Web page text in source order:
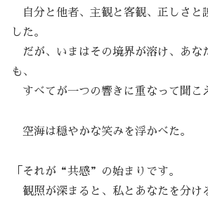
自分と他者、主観と客観、正しさと
した。
だが、いまはその境界が溶け、あな
も、
すべてが一つの響きに重なって聞こ
空海は穏やかな笑みを浮かべた。
「それが“共感”の始まりです。
観照が深まると、私とあなたを分け